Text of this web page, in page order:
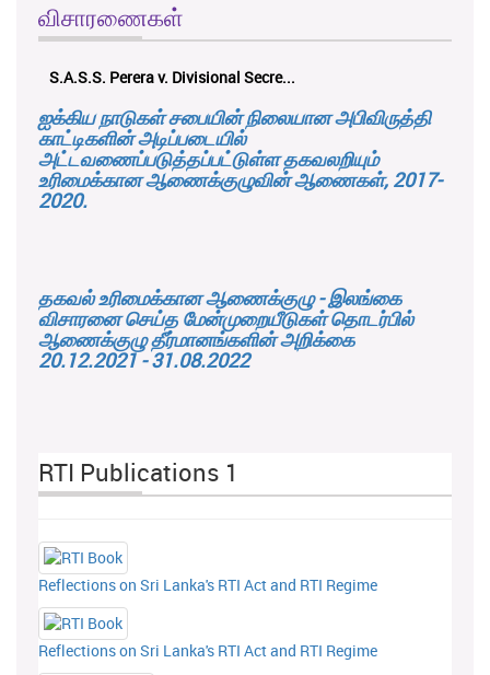
விசாரணைகள்
S.A.S.S. Perera v. Divisional Secre...
ஐக்கிய நாடுகள் சபையின் நிலையான அபிவிருத்தி
காட்டிகளின் அடிப்படையில்
அட்டவணைப்படுத்தப்பட்டுள்ள தகவலறியும்
உரிமைக்கான ஆணைக்குழுவின் ஆணைகள், 2017-
2020.
தகவல் உரிமைக்கான ஆணைக்குழு - இலங்கை
விசாரனை செய்த மேன்முறையீடுகள் தொடர்பில்
ஆணைக்குழு தீர்மானங்களின் அறிக்கை
20.12.2021 - 31.08.2022
RTI Publications 1
Reflections on Sri Lanka's RTI Act and RTI Regime
Reflections on Sri Lanka's RTI Act and RTI Regime